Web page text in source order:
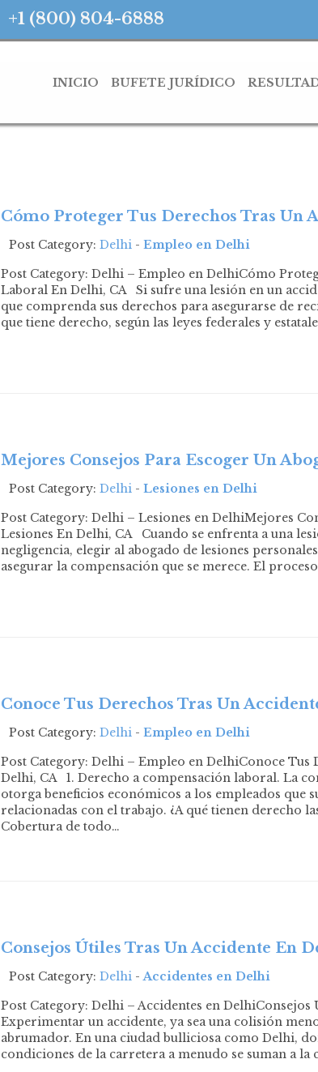
+1 (800) 804-6888
INICIO BUFETE JURÍDICO
Cómo Proteger Tus Derechos Tras Un
Post Category: Delhi - Empleo en Delhi
Post Category: Delhi – Empleo en DelhiCómo
Laboral En Delhi, CA Si sufre una lesión en un
que comprenda sus derechos para asegurarse de
que tiene derecho, según las leyes federales y
Mejores Consejos Para Escoger Un
Post Category: Delhi - Lesiones en Delhi
Post Category: Delhi – Lesiones en DelhiMejores
Lesiones En Delhi, CA Cuando se enfrenta a una
negligencia, elegir al abogado de lesiones
asegurar la compensación que se merece. El
Conoce Tus Derechos Tras Un
Post Category: Delhi - Empleo en Delhi
Post Category: Delhi – Empleo en DelhiConoce Tus
Delhi, CA 1. Derecho a compensación laboral. La
otorga beneficios económicos a los empleados que
relacionadas con el trabajo. ¿A qué tienen derecho
Cobertura de todo…
Consejos Útiles Tras Un Accidente En
Post Category: Delhi -Accidentes en Delhi
Post Category: Delhi – Accidentes en
Experimentar un accidente, ya sea una colisión
abrumador. En una ciudad bulliciosa como Delhi,
condiciones de la carretera a menudo se suman a la